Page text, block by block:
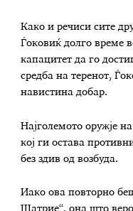
Како и речиси сите
Ѓоковиќ долго време
капацитет да го
средба на теренот,
навистина добар.
Најголемото оружје
кој ги остава
без здив од возбуда.
Иако ова повторно